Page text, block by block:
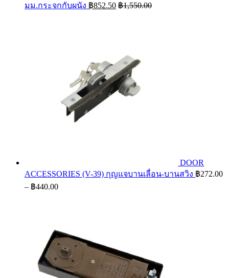
มม.กระจกกับผนัง ฿852.50 ฿1,550.00
DOOR
ACCESSORIES (V-39) กุญแจบานเลื่อน-บานสวิง ฿272.00
– ฿440.00Price